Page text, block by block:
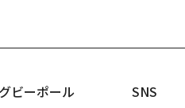
ビーポール
SNS